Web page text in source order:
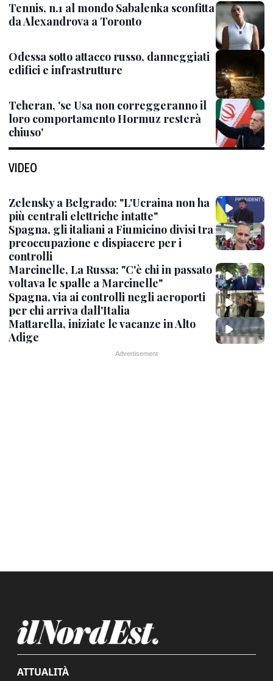
Tennis, n.1 al mondo Sabalenka sconfitta
da Alexandrova a Toronto
Odessa sotto attacco russo, danneggiati
edifici e infrastrutture
Teheran, 'se Usa non correggeranno il
loro comportamento Hormuz resterà
chiuso'
VIDEO
Zelensky a Belgrado: "L'Ucraina non ha
più centrali elettriche intatte"
Spagna, gli italiani a Fiumicino divisi tra
preoccupazione e dispiacere per i
controlli
Marcinelle, La Russa: "C'è chi in passato
voltava le spalle a Marcinelle"
Spagna, via ai controlli negli aeroporti
per chi arriva dall'Italia
Mattarella, iniziate le vacanze in Alto
Adige
ATTUALITÀ